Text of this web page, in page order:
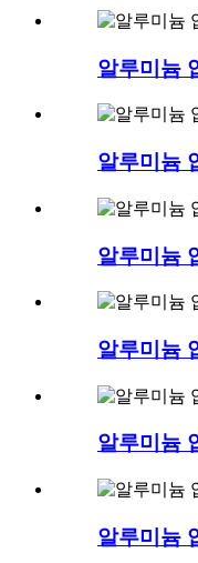
알루미늄
알루미늄
알루미늄
알루미늄
알루미늄
알루미늄